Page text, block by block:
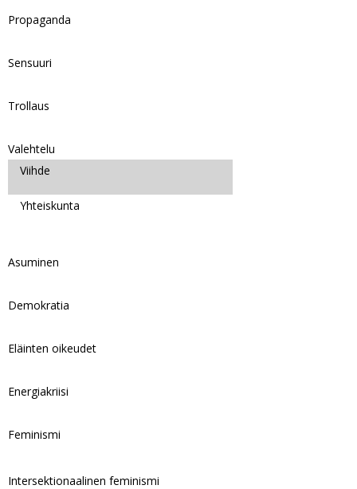
Propaganda
Sensuuri
Trollaus
Valehtelu
Viihde
Yhteiskunta
Asuminen
Demokratia
Eläinten oikeudet
Energiakriisi
Feminismi
Intersektionaalinen feminismi